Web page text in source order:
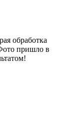
обработка
пришло в